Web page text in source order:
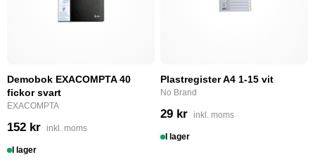
Demobok EXACOMPTA 40
fickor svart
EXACOMPTA
152 kr inkl. moms
I lager
Plastregister A4 1-15 vit
No Brand
29 kr inkl. moms
I lager